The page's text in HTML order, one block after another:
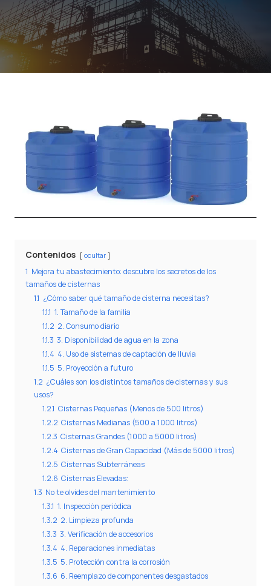
Contenidos ocultar
1 Mejora tu abastecimiento: descubre los secretos de los
tamaños de cisternas
1.1 ¿Cómo saber qué tamaño de cisterna necesitas?
1.1.1 1. Tamaño de la familia
1.1.2 2. Consumo diario
1.1.3 3. Disponibilidad de agua en la zona
1.1.4 4. Uso de sistemas de captación de lluvia
1.1.5 5. Proyección a futuro
1.2 ¿Cuáles son los distintos tamaños de cisternas y sus
usos?
1.2.1 Cisternas Pequeñas (Menos de 500 litros)
1.2.2 Cisternas Medianas (500 a 1000 litros)
1.2.3 Cisternas Grandes (1000 a 5000 litros)
1.2.4 Cisternas de Gran Capacidad (Más de 5000 litros)
1.2.5 Cisternas Subterráneas
1.2.6 Cisternas Elevadas:
1.3 No te olvides del mantenimiento
1.3.1 1. Inspección periódica
1.3.2 2. Limpieza profunda
1.3.3 3. Verificación de accesorios
1.3.4 4. Reparaciones inmediatas
1.3.5 5. Protección contra la corrosión
1.3.6 6. Reemplazo de componentes desgastados